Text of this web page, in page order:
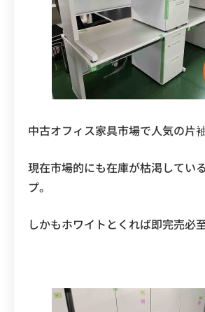
中古オフィス家具市場で人気の片袖
現在市場的にも在庫が枯渇してい
プ。
しかもホワイトとくれば即完売必